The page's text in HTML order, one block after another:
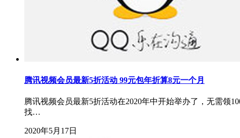
腾讯视频会员最新5折活动 99元包年折算8元一个月
腾讯视频会员最新5折活动在2020年中开始举办了，无需领
找…
2020年5月17日